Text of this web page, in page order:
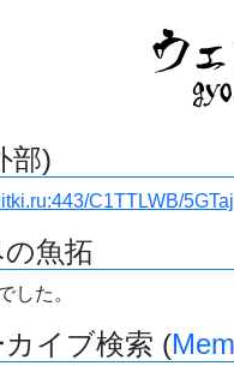
部)
C1TTLWB/
魚拓
した。
イブ検索 (